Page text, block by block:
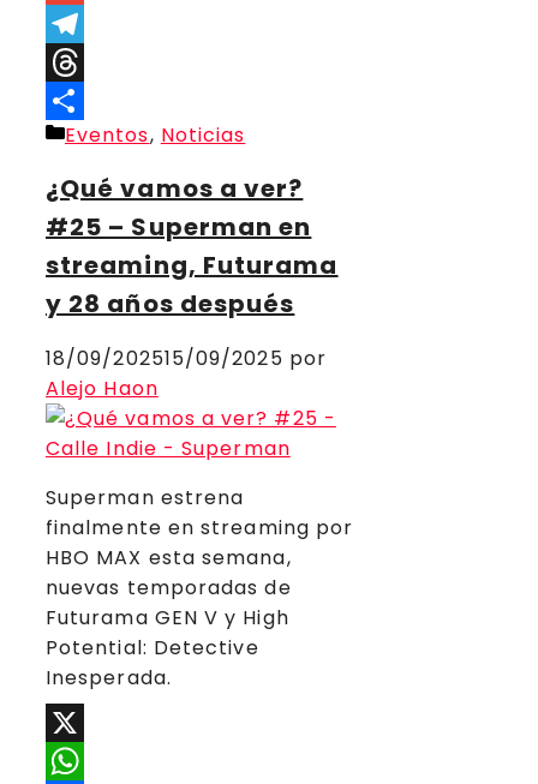
Link
Gmail
Telegram
Threads
Compartir
Categorías
Eventos, Noticias
¿Qué vamos a ver?
#25 – Superman en
streaming, Futurama
y 28 años después
18/09/202515/09/2025 por
Alejo Haon
Superman estrena
finalmente en streaming por
HBO MAX esta semana,
nuevas temporadas de
Futurama GEN V y High
Potential: Detective
Inesperada.
X